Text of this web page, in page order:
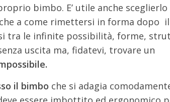
bimbo. E’ utile anche sceglierlo
a come rimettersi in forma dopo
tra le infinite possibilità, forme,
uscita ma, fidatevi, trovare un
il bimbo che si adagia